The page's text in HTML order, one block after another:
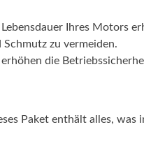
Ihres Motors
zu vermeiden.
die
Paket enthält alles, was